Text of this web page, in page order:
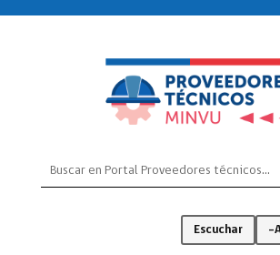
Escuchar -